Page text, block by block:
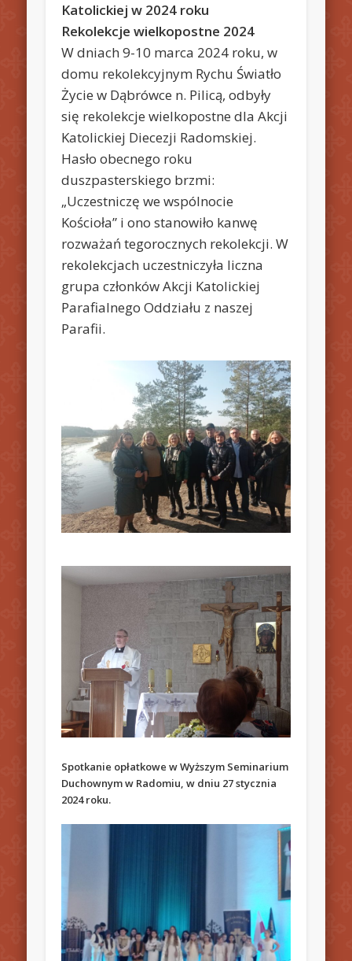
Katolickiej w 2024 roku
Rekolekcje wielkopostne 2024
W dniach 9-10 marca 2024 roku, w
domu rekolekcyjnym Rychu Światło
Życie w Dąbrówce n. Pilicą, odbyły
się rekolekcje wielkopostne dla Akcji
Katolickiej Diecezji Radomskiej.
Hasło obecnego roku
duszpasterskiego brzmi:
„Uczestniczę we wspólnocie
Kościoła” i ono stanowiło kanwę
rozważań tegorocznych rekolekcji. W
rekolekcjach uczestniczyła liczna
grupa członków Akcji Katolickiej
Parafialnego Oddziału z naszej
Parafii.
Spotkanie opłatkowe w Wyższym Seminarium
Duchownym w Radomiu, w dniu 27 stycznia
2024 roku.